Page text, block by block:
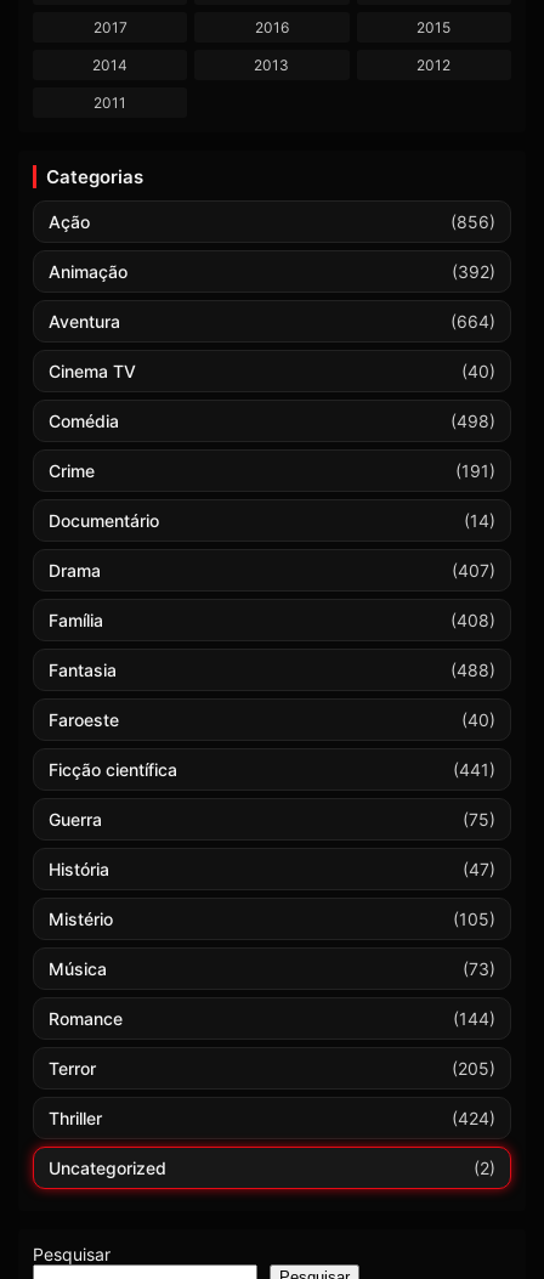
2017 2016 2015
2014 2013 2012
2011
Categorias
Ação (856)
Animação (392)
Aventura (664)
Cinema TV (40)
Comédia (498)
Crime (191)
Documentário (14)
Drama (407)
Família (408)
Fantasia (488)
Faroeste (40)
Ficção científica (441)
Guerra (75)
História (47)
Mistério (105)
Música (73)
Romance (144)
Terror (205)
Thriller (424)
Uncategorized (2)
Pesquisar